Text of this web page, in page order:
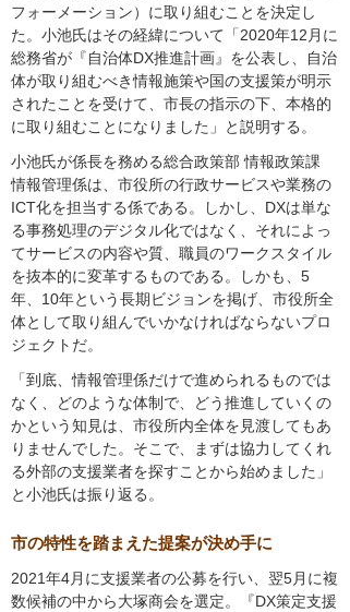
フォーメーション）に取り組むことを決定し
た。小池氏はその経緯について「2020年12月に
総務省が『自治体DX推進計画』を公表し、自治
体が取り組むべき情報施策や国の支援策が明示
されたことを受けて、市長の指示の下、本格的
に取り組むことになりました」と説明する。
小池氏が係長を務める総合政策部 情報政策課
情報管理係は、市役所の行政サービスや業務の
ICT化を担当する係である。しかし、DXは単な
る事務処理のデジタル化ではなく、それによっ
てサービスの内容や質、職員のワークスタイル
を抜本的に変革するものである。しかも、5
年、10年という長期ビジョンを掲げ、市役所全
体として取り組んでいかなければならないプロ
ジェクトだ。
「到底、情報管理係だけで進められるものでは
なく、どのような体制で、どう推進していくの
かという知見は、市役所内全体を見渡してもあ
りませんでした。そこで、まずは協力してくれ
る外部の支援業者を探すことから始めました」
と小池氏は振り返る。
市の特性を踏まえた提案が決め手に
2021年4月に支援業者の公募を行い、翌5月に複
数候補の中から大塚商会を選定。『DX策定支援